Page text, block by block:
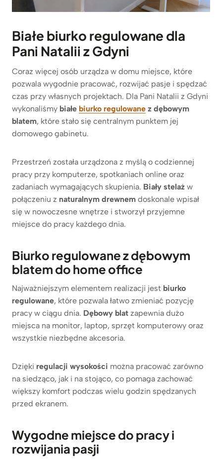
Białe biurko regulowane dla
Pani Natalii z Gdyni
Coraz więcej osób urządza w domu miejsce, które
pozwala wygodnie pracować, rozwijać pasje i spędzać
czas przy własnych projektach. Dla Pani Natalii z Gdyni
wykonaliśmy białe biurko regulowane z dębowym
blatem, które stało się centralnym punktem jej
domowego gabinetu.
Przestrzeń została urządzona z myślą o codziennej
pracy przy komputerze, spotkaniach online oraz
zadaniach wymagających skupienia. Biały stelaż w
połączeniu z naturalnym drewnem doskonale wpisał
się w nowoczesne wnętrze i stworzył przyjemne
miejsce do pracy każdego dnia.
Biurko regulowane z dębowym
blatem do home office
Najważniejszym elementem realizacji jest biurko
regulowane, które pozwala łatwo zmieniać pozycję
pracy w ciągu dnia. Dębowy blat zapewnia dużo
miejsca na monitor, laptop, sprzęt komputerowy oraz
wszystkie niezbędne akcesoria.
Dzięki regulacji wysokości można pracować zarówno
na siedząco, jak i na stojąco, co pomaga zachować
większy komfort podczas wielu godzin spędzanych
przed ekranem.
Wygodne miejsce do pracy i
rozwijania pasji